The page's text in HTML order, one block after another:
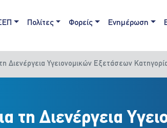
navigation
Πολίτες Φορείς Ενημέρωση
Διενέργεια Υγειονομικών Εξετάσεων
τη Διενέργεια